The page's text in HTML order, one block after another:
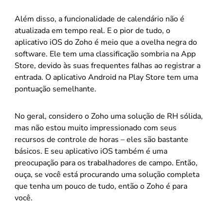
Além disso, a funcionalidade de calendário não é
atualizada em tempo real. E o pior de tudo, o
aplicativo iOS do Zoho é meio que a ovelha negra do
software. Ele tem uma classificação sombria na App
Store, devido às suas frequentes falhas ao registrar a
entrada. O aplicativo Android na Play Store tem uma
pontuação semelhante.
No geral, considero o Zoho uma solução de RH sólida,
mas não estou muito impressionado com seus
recursos de controle de horas – eles são bastante
básicos. E seu aplicativo iOS também é uma
preocupação para os trabalhadores de campo. Então,
ouça, se você está procurando uma solução completa
que tenha um pouco de tudo, então o Zoho é para
você.